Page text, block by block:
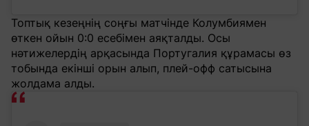
Топтық кезеңнің соңғы матчінде Колумбиямен
өткен ойын 0:0 есебімен аяқталды. Осы
нәтижелердің арқасында Португалия құрамасы өз
тобында екінші орын алып, плей-офф сатысына
жолдама алды.